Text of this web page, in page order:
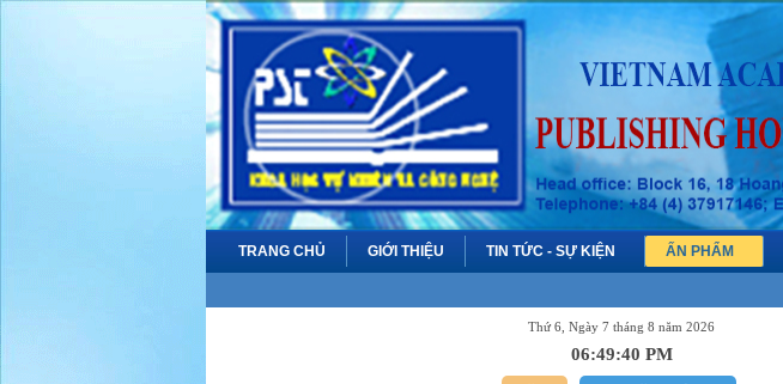
TRANG CHỦ GIỚI THIỆU TIN TỨC - SỰ KIỆN ẤN PHẨM
Thứ 6, Ngày 7 tháng 8 năm 2026
06:49:40 PM